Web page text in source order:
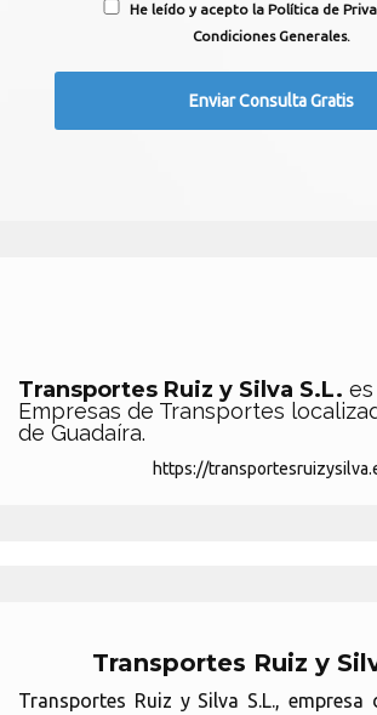
He leído y acepto la Política de
Condiciones Generales.
Transportes Ruiz y Silva S.L.
Empresas de Transportes
de Guadaíra.
https://
Transportes Ruiz y
Transportes Ruiz y Silva S.L.,